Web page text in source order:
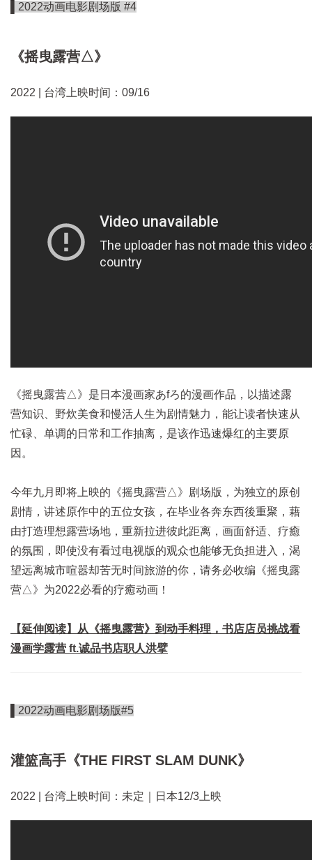
▌2022动画电影剧场版 #4
《摇曳露营△》
2022 | 台湾上映时间：09/16
《摇曳露营△》是日本漫画家あfろ的漫画作品，以描述露
营知识、野炊美食和慢活人生为剧情魅力，能让读者快速从
忙碌、单调的日常和工作抽离，是该作迅速爆红的主要原
因。
今年九月即将上映的《摇曳露营△》剧场版，为独立的原创
剧情，讲述原作中的五位女孩，在毕业各奔东西後重聚，藉
由打造理想露营场地，重新拉进彼此距离，画面舒适、疗癒
的氛围，即使没有看过电视版的观众也能够无负担进入，渴
望远离城市喧嚣却苦无时间旅游的你，请务必收编《摇曳露
营△》为2022必看的疗癒动画！
【延伸阅读】从《摇曳露营》到动手料理，书店店员挑战看
漫画学露营 ft.诚品书店职人洪擘
▌2022动画电影剧场版#5
灌篮高手《THE FIRST SLAM DUNK》
2022 | 台湾上映时间：未定｜日本12/3上映